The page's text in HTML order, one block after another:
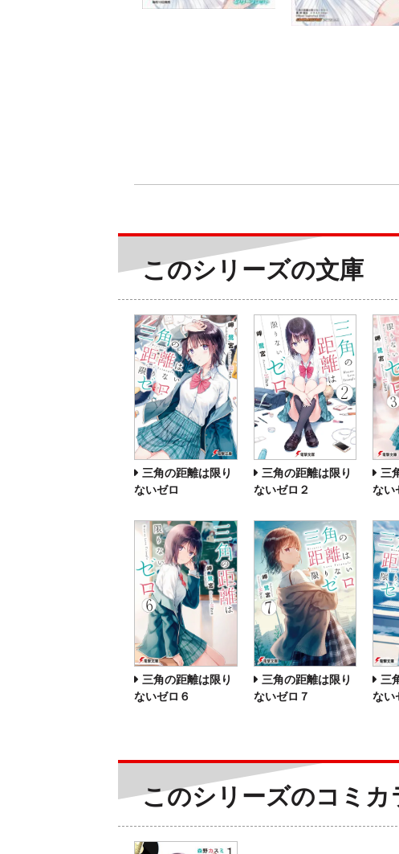
このシリーズの文庫
三角の距離は限り
ないゼロ
三角の距離は限り
ないゼロ２
三
ない
三角の距離は限り
ないゼロ６
三角の距離は限り
ないゼロ７
三
ない
このシリーズのコミカ